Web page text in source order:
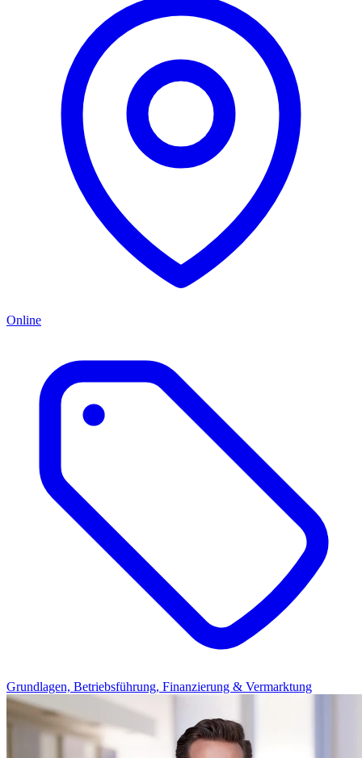
Online
Grundlagen, Betriebsführung, Finanzierung & Vermarktung